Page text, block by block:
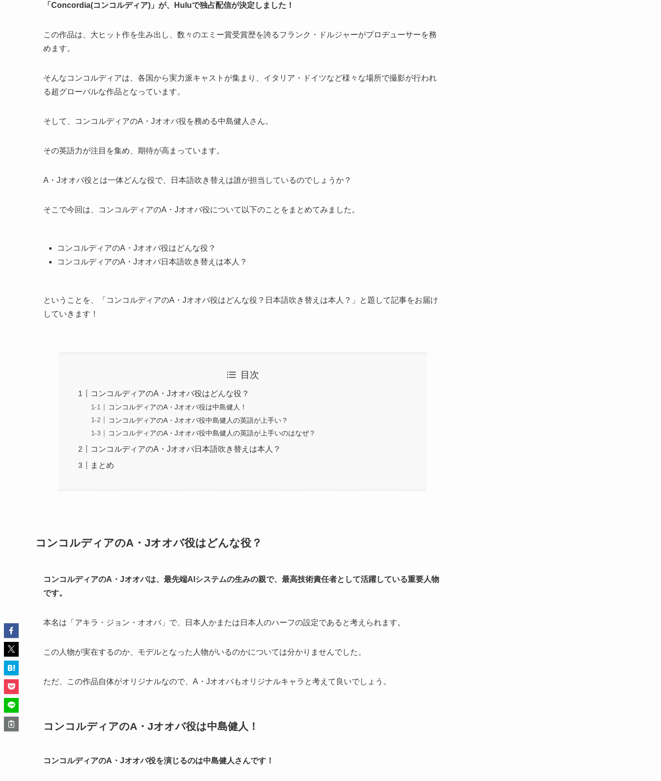
「Concordia(コンコルディア)」 が、Huluで独占配信が決定しました！
この作品は、大ヒット作を生み出し、数々のエミー賞受賞歴を誇るフランク・ドルジャーがプロヂューサーを務
めます。
そんなコンコルディアは、各国から実力派キャストが集まり、イタリア・ドイツなど様々な場所で撮影が行われ
る超グローバルな作品となっています。
そして、コンコルディアのA・Jオオバ役を務める中島健人さん。
その英語力が注目を集め、期待が高まっています。
A・Jオオバ役とは一体どんな役で、日本語吹き替えは誰が担当しているのでしょうか？
そこで今回は、コンコルディアのA・Jオオバ役について以下のことをまとめてみました。
コンコルディアのA・Jオオバ役はどんな役？
コンコルディアのA・Jオオバ日本語吹き替えは本人？
ということを、「コンコルディアのA・Jオオバ役はどんな役？日本語吹き替えは本人？」と題して記事をお届け
していきます！
目次
コンコルディアのA・Jオオバ役はどんな役？
コンコルディアのA・Jオオバ役は中島健人！
コンコルディアのA・Jオオバ役中島健人の英語が上手い？
コンコルディアのA・Jオオバ役中島健人の英語が上手いのはなぜ？
コンコルディアのA・Jオオバ日本語吹き替えは本人？
まとめ
コンコルディアのA・Jオオバ役はどんな役？
コンコルディアのA・Jオオバは、最先端AIシステムの生みの親で、最高技術責任者として活躍している重要人物
です。
本名は「アキラ・ジョン・オオバ」で、日本人かまたは日本人のハーフの設定であると考えられます。
この人物が実在するのか、モデルとなった人物がいるのかについては分かりませんでした。
ただ、この作品自体がオリジナルなので、A・Jオオバもオリジナルキャラと考えて良いでしょう。
コンコルディアのA・Jオオバ役は中島健人！
コンコルディアのA・Jオオバ役を演じるのは中島健人さんです！